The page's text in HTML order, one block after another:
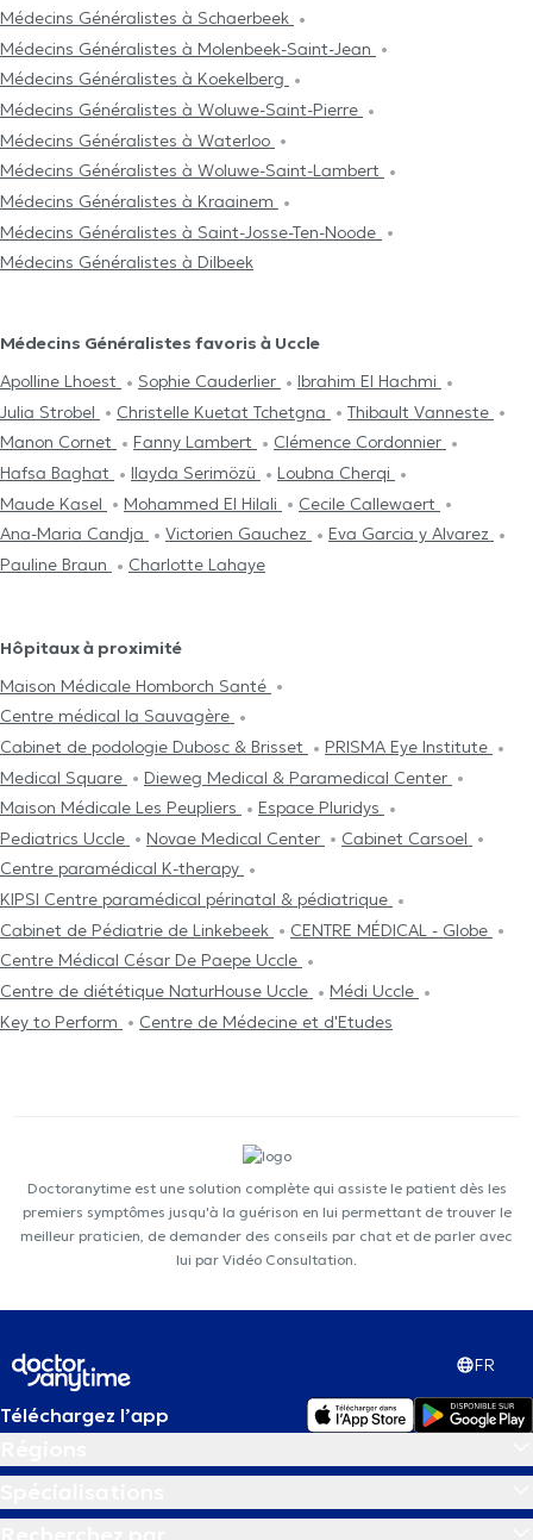
Médecins Généralistes à Schaerbeek
Médecins Généralistes à Molenbeek-Saint-Jean
Médecins Généralistes à Koekelberg
Médecins Généralistes à Woluwe-Saint-Pierre
Médecins Généralistes à Waterloo
Médecins Généralistes à Woluwe-Saint-Lambert
Médecins Généralistes à Kraainem
Médecins Généralistes à Saint-Josse-Ten-Noode
Médecins Généralistes à Dilbeek
Médecins Généralistes favoris à Uccle
Apolline Lhoest
Sophie Cauderlier
Ibrahim El Hachmi
Julia Strobel
Christelle Kuetat Tchetgna
Thibault Vanneste
Manon Cornet
Fanny Lambert
Clémence Cordonnier
Hafsa Baghat
Ilayda Serimözü
Loubna Cherqi
Maude Kasel
Mohammed El Hilali
Cecile Callewaert
Ana-Maria Candja
Victorien Gauchez
Eva Garcia y Alvarez
Pauline Braun
Charlotte Lahaye
Hôpitaux à proximité
Maison Médicale Homborch Santé
Centre médical la Sauvagère
Cabinet de podologie Dubosc & Brisset
PRISMA Eye Institute
Medical Square
Dieweg Medical & Paramedical Center
Maison Médicale Les Peupliers
Espace Pluridys
Pediatrics Uccle
Novae Medical Center
Cabinet Carsoel
Centre paramédical K-therapy
KIPSI Centre paramédical périnatal & pédiatrique
Cabinet de Pédiatrie de Linkebeek
CENTRE MÉDICAL - Globe
Centre Médical César De Paepe Uccle
Centre de diététique NaturHouse Uccle
Médi Uccle
Key to Perform
Centre de Médecine et d'Etudes
Doctoranytime est une solution complète qui assiste le patient dès les
premiers symptômes jusqu'à la guérison en lui permettant de trouver le
meilleur praticien, de demander des conseils par chat et de parler avec
lui par Vidéo Consultation.
FR
Téléchargez l’app